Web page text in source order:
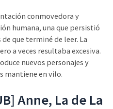
conmovedora y
humana, una que persistió
que terminé de leer. La
a veces resultaba excesiva.
nuevos personajes y
mantiene en vilo.
Anne, La de La